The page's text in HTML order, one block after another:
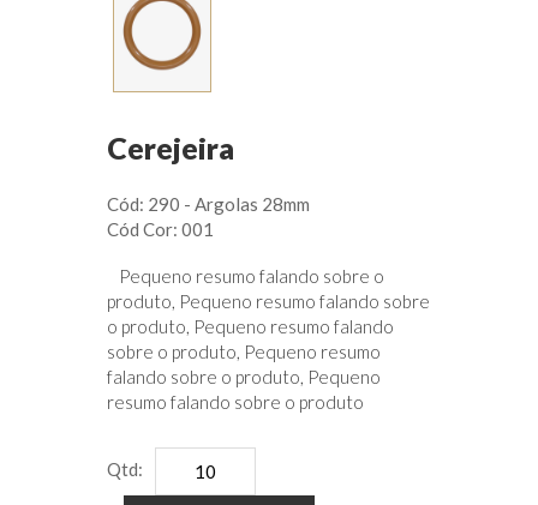
Cerejeira
Cód: 290 - Argolas 28mm
Cód Cor: 001
Pequeno resumo falando sobre o
produto, Pequeno resumo falando sobre
o produto, Pequeno resumo falando
sobre o produto, Pequeno resumo
falando sobre o produto, Pequeno
resumo falando sobre o produto
Qtd: